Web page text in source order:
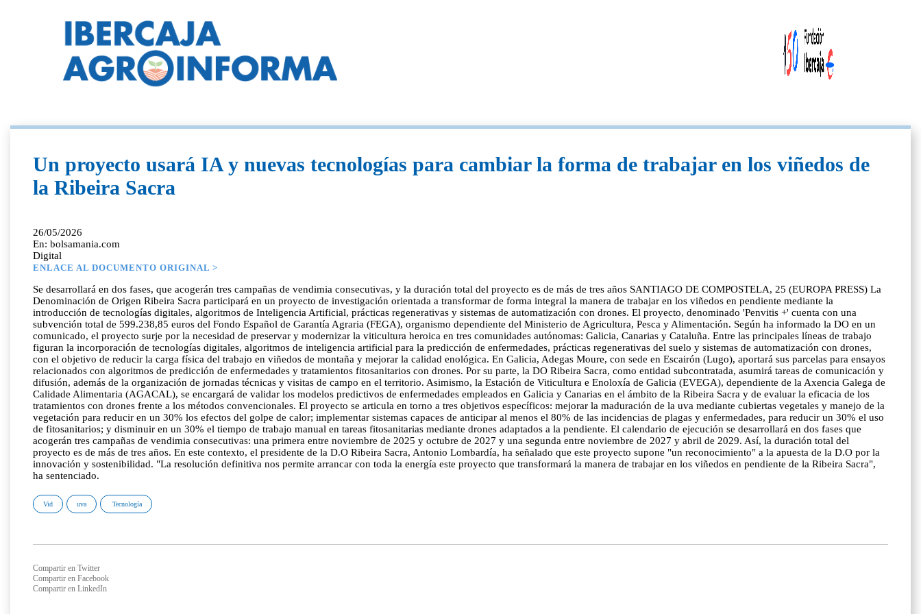
Un proyecto usará IA y nuevas tecnologías para cambiar la forma de trabajar en los viñedos de
la Ribeira Sacra
26/05/2026
En: bolsamania.com
Digital
ENLACE AL DOCUMENTO ORIGINAL >
Se desarrollará en dos fases, que acogerán tres campañas de vendimia consecutivas, y la duración total del proyecto es de más de tres años SANTIAGO DE COMPOSTELA, 25 (EUROPA PRESS) La
Denominación de Origen Ribeira Sacra participará en un proyecto de investigación orientada a transformar de forma integral la manera de trabajar en los viñedos en pendiente mediante la
introducción de tecnologías digitales, algoritmos de Inteligencia Artificial, prácticas regenerativas y sistemas de automatización con drones. El proyecto, denominado 'Penvitis +' cuenta con una
subvención total de 599.238,85 euros del Fondo Español de Garantía Agraria (FEGA), organismo dependiente del Ministerio de Agricultura, Pesca y Alimentación. Según ha informado la DO en un
comunicado, el proyecto surje por la necesidad de preservar y modernizar la viticultura heroica en tres comunidades autónomas: Galicia, Canarias y Cataluña. Entre las principales líneas de trabajo
figuran la incorporación de tecnologías digitales, algoritmos de inteligencia artificial para la predicción de enfermedades, prácticas regenerativas del suelo y sistemas de automatización con drones,
con el objetivo de reducir la carga física del trabajo en viñedos de montaña y mejorar la calidad enológica. En Galicia, Adegas Moure, con sede en Escairón (Lugo), aportará sus parcelas para ensayos
relacionados con algoritmos de predicción de enfermedades y tratamientos fitosanitarios con drones. Por su parte, la DO Ribeira Sacra, como entidad subcontratada, asumirá tareas de comunicación y
difusión, además de la organización de jornadas técnicas y visitas de campo en el territorio. Asimismo, la Estación de Viticultura e Enoloxía de Galicia (EVEGA), dependiente de la Axencia Galega de
Calidade Alimentaria (AGACAL), se encargará de validar los modelos predictivos de enfermedades empleados en Galicia y Canarias en el ámbito de la Ribeira Sacra y de evaluar la eficacia de los
tratamientos con drones frente a los métodos convencionales. El proyecto se articula en torno a tres objetivos específicos: mejorar la maduración de la uva mediante cubiertas vegetales y manejo de la
vegetación para reducir en un 30% los efectos del golpe de calor; implementar sistemas capaces de anticipar al menos el 80% de las incidencias de plagas y enfermedades, para reducir un 30% el uso
de fitosanitarios; y disminuir en un 30% el tiempo de trabajo manual en tareas fitosanitarias mediante drones adaptados a la pendiente. El calendario de ejecución se desarrollará en dos fases que
acogerán tres campañas de vendimia consecutivas: una primera entre noviembre de 2025 y octubre de 2027 y una segunda entre noviembre de 2027 y abril de 2029. Así, la duración total del
proyecto es de más de tres años. En este contexto, el presidente de la D.O Ribeira Sacra, Antonio Lombardía, ha señalado que este proyecto supone "un reconocimiento" a la apuesta de la D.O por la
innovación y sostenibilidad. "La resolución definitiva nos permite arrancar con toda la energía este proyecto que transformará la manera de trabajar en los viñedos en pendiente de la Ribeira Sacra",
ha sentenciado.
Vid uva Tecnología
Compartir en Twitter
Compartir en Facebook
Compartir en LinkedIn